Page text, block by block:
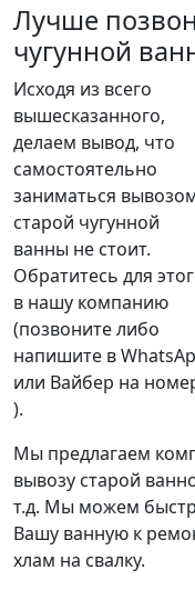
Лучше
чугунной
Исходя из всего
вышесказанного,
делаем вывод, что
самостоятельно
заниматься
старой чугунной
ванны не стоит.
Обратитесь для
в нашу компанию
(позвоните либо
напишите в
или Вайбер на
).
Мы предлагаем
вывозу старой
т.д. Мы можем
Вашу ванную к
хлам на свалку.